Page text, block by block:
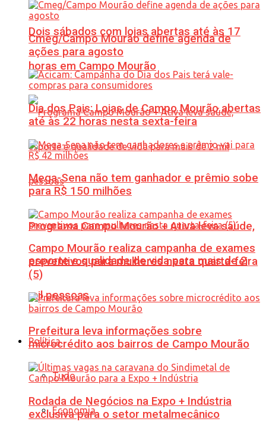
Dois sábados com lojas abertas até às 17
horas em Campo Mourão
Programa Campo Mourão + Ativa leva saúde,
esporte e qualidade de vida para mais de 2
mil pessoas
Política
Tudo
Economia
Cmeg/Campo Mourão define agenda de
ações para agosto
Dia dos Pais: Lojas de Campo Mourão abertas
até às 22 horas nesta sexta-feira
Mega-Sena não tem ganhador e prêmio sobe
para R$ 150 milhões
Campo Mourão realiza campanha de exames
preventivos para mulheres nesta quarta-feira
(5)
Prefeitura leva informações sobre
microcrédito aos bairros de Campo Mourão
Rodada de Negócios na Expo + Indústria
exclusiva para o setor metalmecânico